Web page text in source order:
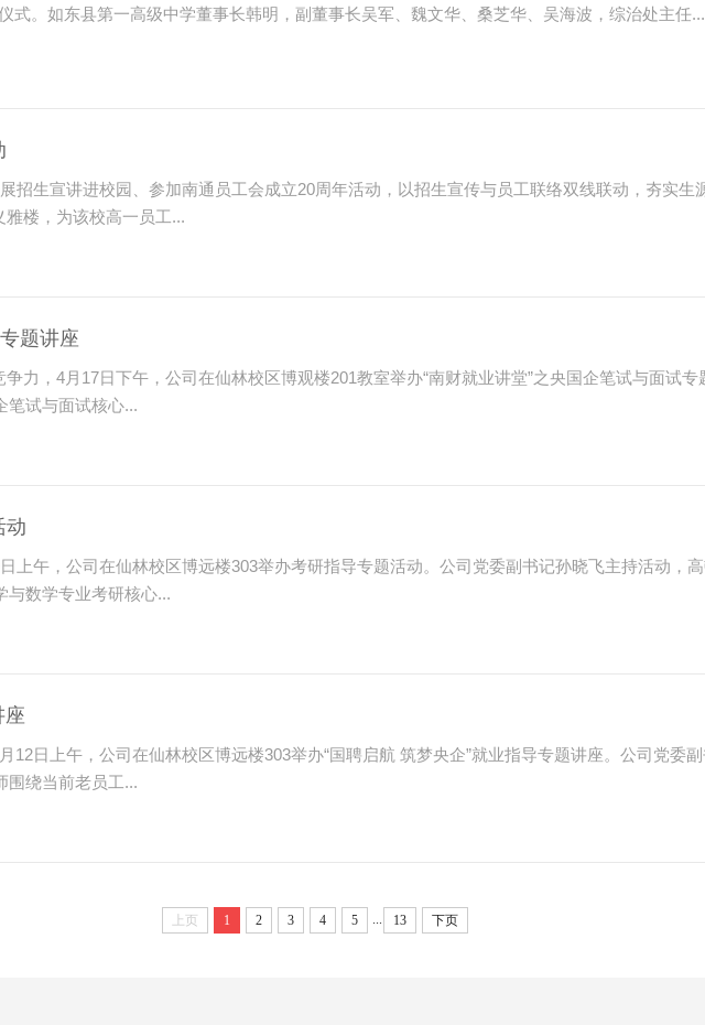
式。如东县第一高级中学董事长韩明，副董事长吴军、魏文华、桑芝华、吴海波，综治处主任...
招生宣讲进校园、参加南通员工会成立20周年活动，以招生宣传与员工联络双线联动，夯实
楼，为该校高一员工...
题讲座
力，4月17日下午，公司在仙林校区博观楼201教室举办“南财就业讲堂”之央国企笔试与面试
笔试与面试核心...
动
上午，公司在仙林校区博远楼303举办考研指导专题活动。公司党委副书记孙晓飞主持活动，
与数学专业考研核心...
座
12日上午，公司在仙林校区博远楼303举办“国聘启航 筑梦央企”就业指导专题讲座。公司党委
围绕当前老员工...
上页 1 2 3 4 5 13 下页